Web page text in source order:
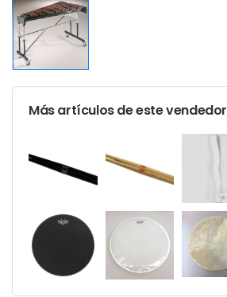
Más artículos de este vendedor